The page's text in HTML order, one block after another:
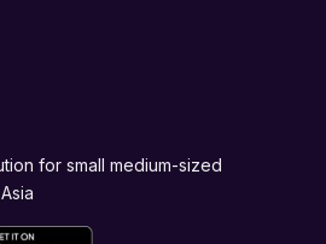
for small medium-sized